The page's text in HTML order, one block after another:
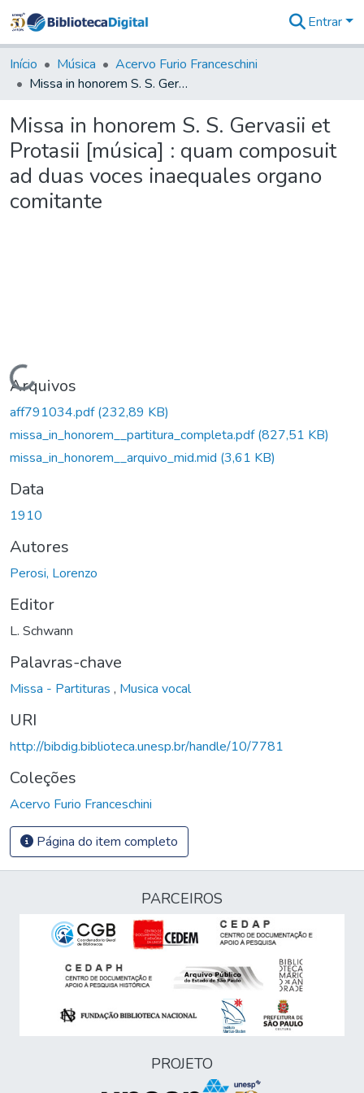
&
Coleções
Tudo na
Digital
Estatísticas
Entrar
Início Música
Acervo Furio Franceschini
Missa in honorem S. S. Gervasii et Protasii [música] : quam composuit ad duas voces inaequales organo comitante
Missa in honorem S. S. Gervasii et
Protasii [música] : quam composuit
ad duas voces inaequales organo
comitante
Carregando...
Arquivos
aff791034.pdf(232,89 KB)
missa_in_honorem__partitura_completa.pdf(827,51 KB)
missa_in_honorem__arquivo_mid.mid (3,61 KB)
Data
1910
Autores
Perosi, Lorenzo
Editor
L. Schwann
Palavras-chave
Missa - Partituras , Musica vocal
URI
http://bibdig.biblioteca.unesp.br/handle/10/7781
Coleções
Acervo Furio Franceschini
Página do item completo
PARCEIROS
PROJETO